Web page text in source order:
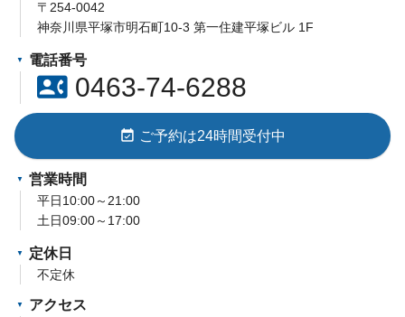
〒254-0042
神奈川県平塚市明石町10-3 第一住建平塚ビル 1F
電話番号
contact_phone0463-74-6288
event_available ご予約は24時間受付中
営業時間
平日10:00～21:00
土日09:00～17:00
定休日
不定休
アクセス